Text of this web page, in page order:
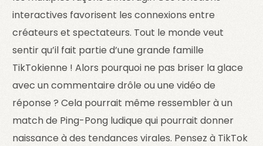
interactives favorisent les connexions entre
créateurs et spectateurs. Tout le monde veut
sentir qu’il fait partie d’une grande famille
TikTokienne ! Alors pourquoi ne pas briser la glace
avec un commentaire drôle ou une vidéo de
réponse ? Cela pourrait même ressembler à un
match de Ping-Pong ludique qui pourrait donner
naissance à des tendances virales. Pensez à TikTok